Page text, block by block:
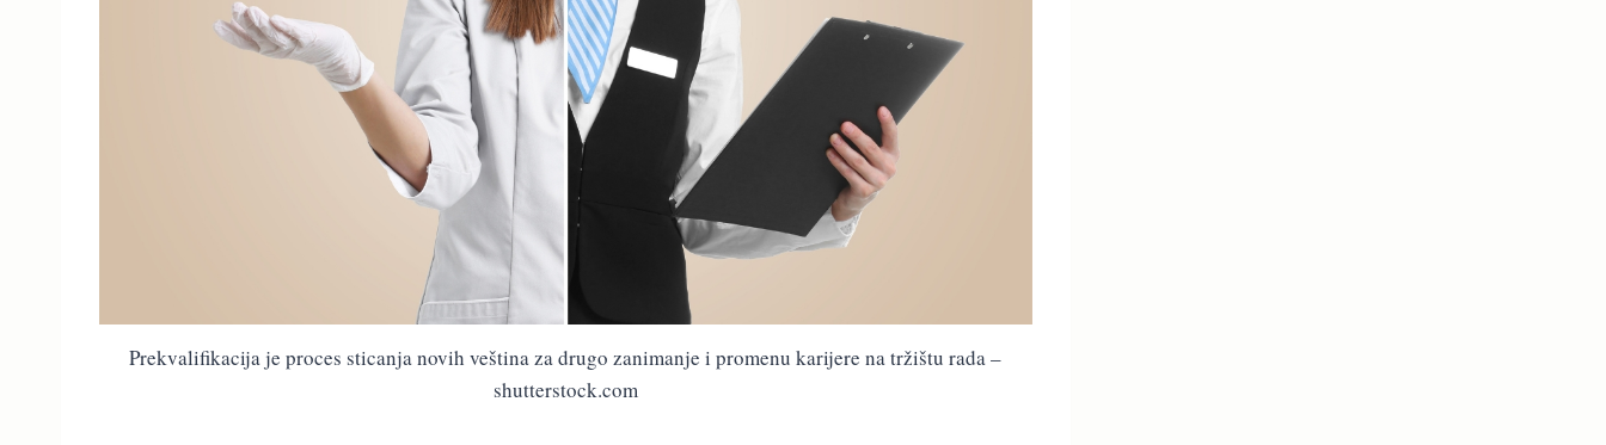
Prekvalifikacija je proces sticanja novih veština za drugo zanimanje i promenu karijere na tržištu rada –
shutterstock.com